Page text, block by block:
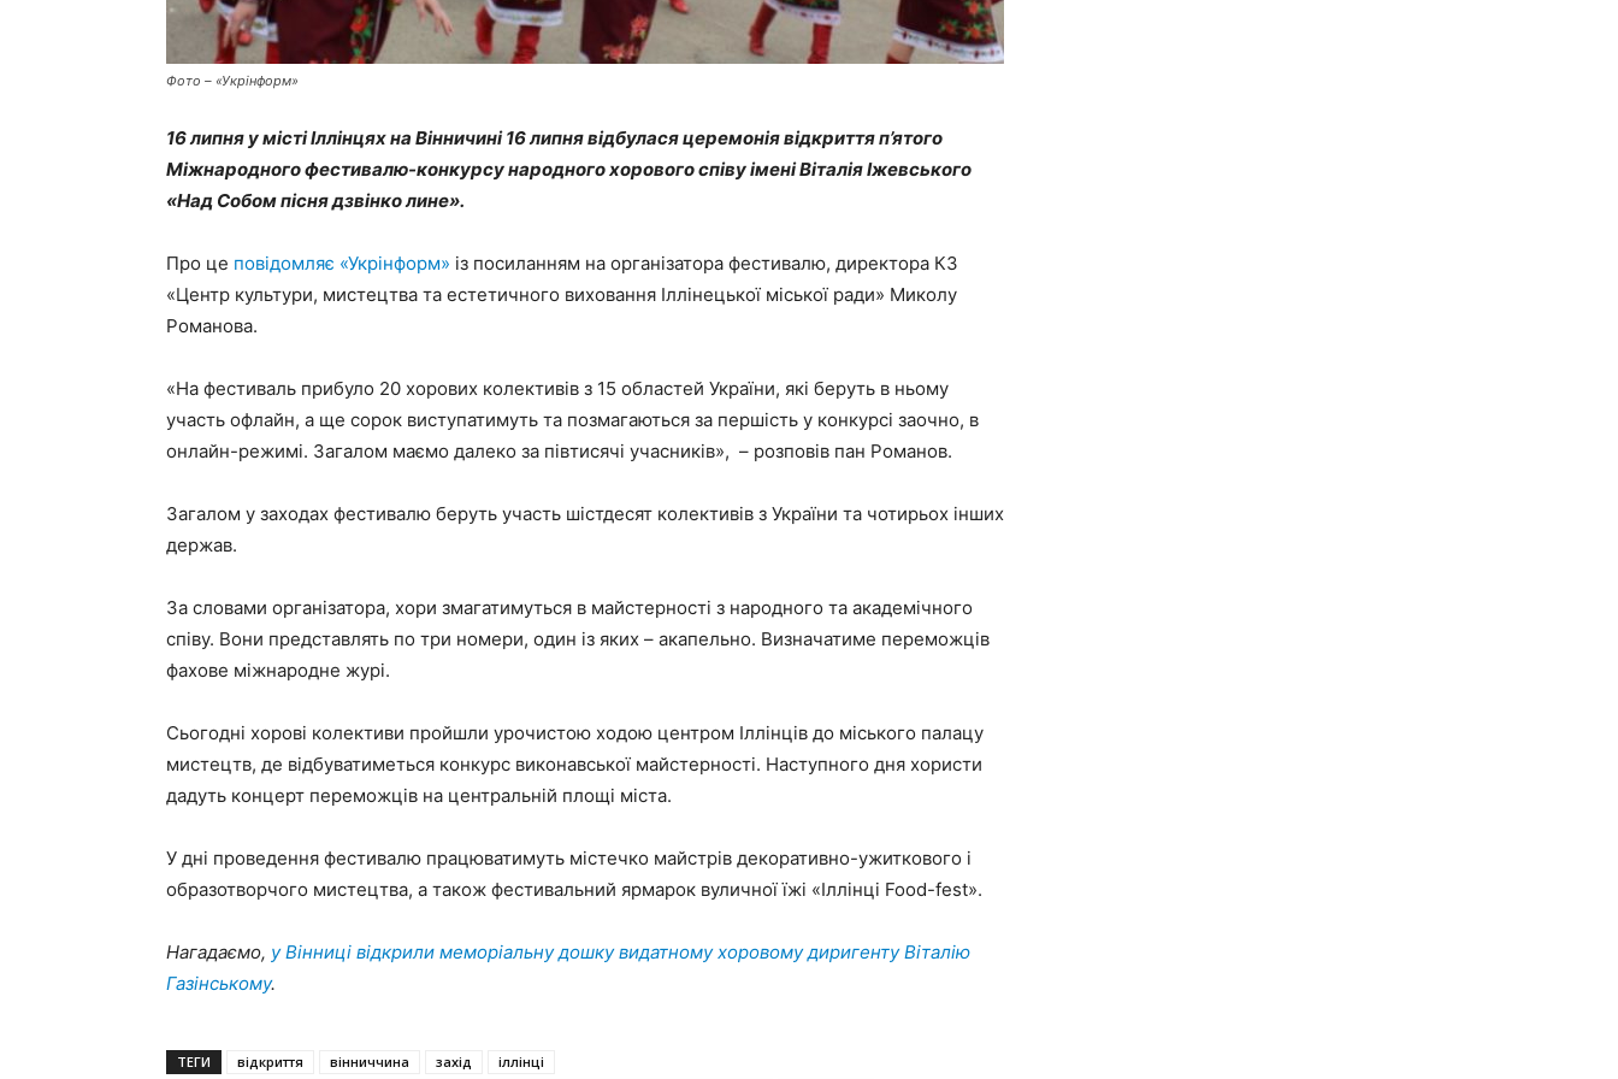
Фото – «Укрінформ»
16 липня у місті Іллінцях на Вінничині 16 липня відбулася церемонія відкриття п’ятого
Міжнародного фестивалю-конкурсу народного хорового співу імені Віталія Іжевського
«Над Собом пісня дзвінко лине».
Про це повідомляє «Укрінформ» із посиланням на організатора фестивалю, директора КЗ
«Центр культури, мистецтва та естетичного виховання Іллінецької міської ради» Миколу
Романова.
«На фестиваль прибуло 20 хорових колективів з 15 областей України, які беруть в ньому
участь офлайн, а ще сорок виступатимуть та позмагаються за першість у конкурсі заочно, в
онлайн-режимі. Загалом маємо далеко за півтисячі учасників», – розповів пан Романов.
Загалом у заходах фестивалю беруть участь шістдесят колективів з України та чотирьох інших
держав.
За словами організатора, хори змагатимуться в майстерності з народного та академічного
співу. Вони представлять по три номери, один із яких – акапельно. Визначатиме переможців
фахове міжнародне журі.
Сьогодні хорові колективи пройшли урочистою ходою центром Іллінців до міського палацу
мистецтв, де відбуватиметься конкурс виконавської майстерності. Наступного дня хористи
дадуть концерт переможців на центральній площі міста.
У дні проведення фестивалю працюватимуть містечко майстрів декоративно-ужиткового і
образотворчого мистецтва, а також фестивальний ярмарок вуличної їжі «Іллінці Food-fest».
Нагадаємо, у Вінниці відкрили меморіальну дошку видатному хоровому диригенту Віталію
Газінському.
ТЕГИ відкриття вінниччина захід
іллінці